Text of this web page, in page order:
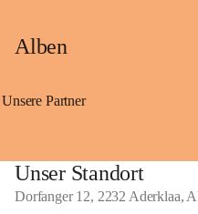
Alben
Unsere Partner
Unser Standort
Dorfanger 12, 2232 Aderklaa,